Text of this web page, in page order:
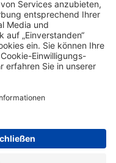
Barrierefreiheit